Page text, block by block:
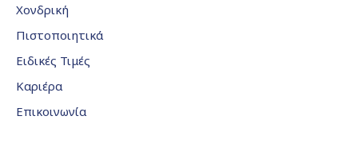
Χονδρική
Πιστοποιητικά
Ειδικές Τιμές
Καριέρα
Επικοινωνία